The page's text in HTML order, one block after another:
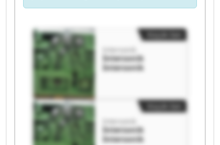
Intersonik
Intersonik
Intersonik
Intersonik
Intersonik
Intersonik